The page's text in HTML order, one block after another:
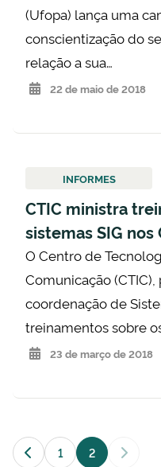
(Ufopa) lança uma
conscientização do
relação a sua…
22 de maio de 2018
INFORMES
CTIC ministra
sistemas SIG nos
O Centro de
Comunicação
coordenação de
treinamentos sobre
23 de março de 2018
1 2